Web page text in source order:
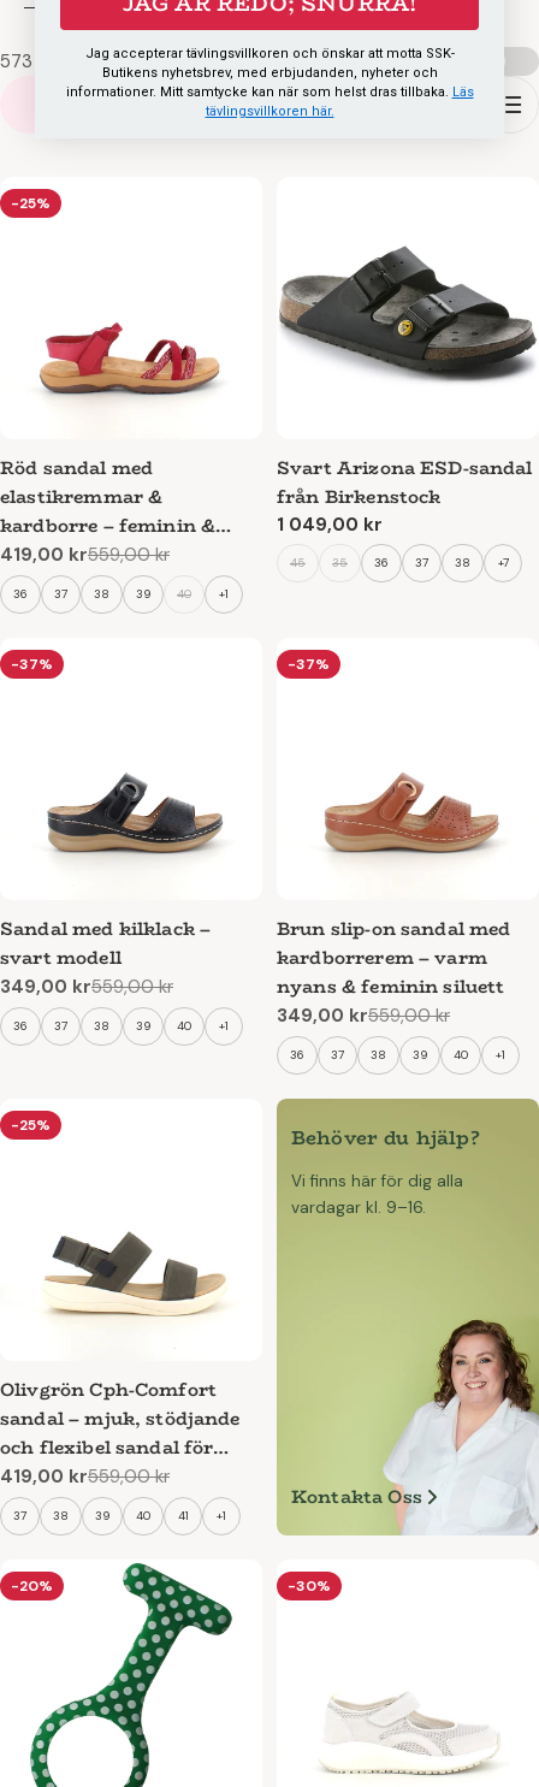
startpaket, så att du kan fylla på förrådet. Ett särskilt
utvalt sortiment av våra populära och bästa skor finns
också att hitta.
573 produkter
Filtrera
Jämföra:
-25%
Röd sandal med
elastikremmar &
kardborre – feminin &
flexibel för sommaren
Reapris
419,00 kr
Ordinarie
pris
559,00 kr
36 37 38 39 40 +1
Svart Arizona ESD-sandal
från Birkenstock
Ordinarie
1 049,00 kr
45 35 36 37 38 +7
-37%
Sandal med kilklack –
svart modell
Reapris
349,00 kr
Ordinarie
pris
559,00 kr
36 37 38 39 40 +1
-37%
Brun slip-on sandal med
kardborrerem – varm
nyans & feminin siluett
Reapris
349,00 kr
Ordinarie
pris
559,00 kr
36 37 38 39 40 +1
-25%
Olivgrön Cph-Comfort
sandal – mjuk, stödjande
och flexibel sandal för
arbete och vardag
Reapris
419,00 kr
Ordinarie
pris
559,00 kr
37 38 39 40 41 +1
Behöver du hjälp?
Vi finns här för dig alla
vardagar kl. 9–16.
Kontakta Oss
-20% -30%
Jag accepterar tävlingsvillkoren och önskar att motta SSK-
Butikens nyhetsbrev, med erbjudanden, nyheter och
informationer. Mitt samtycke kan när som helst dras tillbaka. Läs
tävlingsvillkoren här.